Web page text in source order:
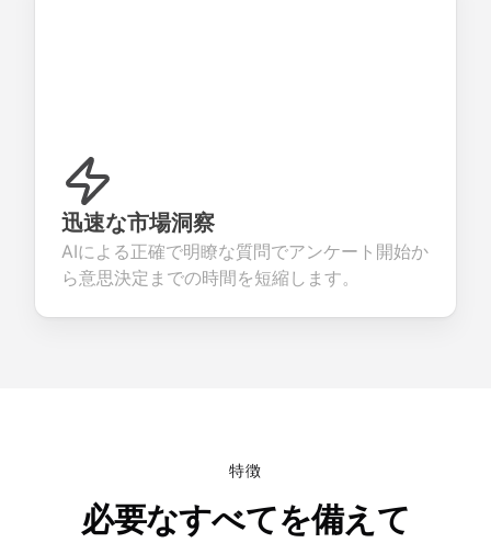
迅速な市場洞察
AIによる正確で明瞭な質問でアンケート開始か
ら意思決定までの時間を短縮します。
特徴
必要なすべてを備えて